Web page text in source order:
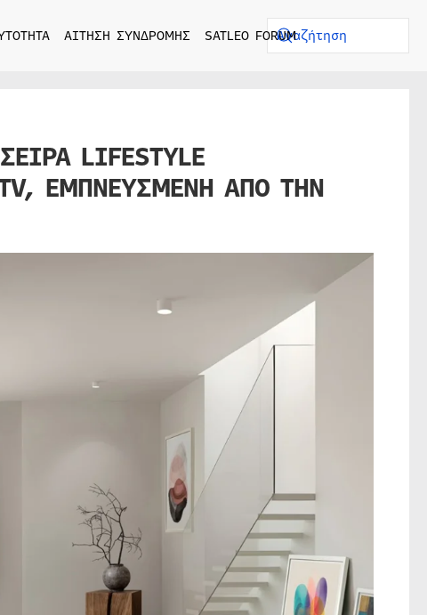
ΑΙΤΗΣΗ ΣΥΝΔΡΟΜΗΣ SATLEO FORUM
LIFESTYLE
ΕΜΠΝΕΥΣΜΕΝΗ ΑΠΟ ΤΗΝ